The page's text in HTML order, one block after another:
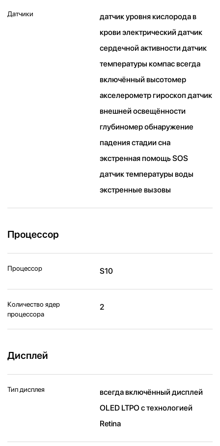
Датчики
датчик уровня кислорода в
крови электрический датчик
сердечной активности датчик
температуры компас всегда
включённый высотомер
акселерометр гироскоп датчик
внешней освещённости
глубиномер обнаружение
падения стадии сна
экстренная помощь SOS
датчик температуры воды
экстренные вызовы
Процессор
Процессор S10
Количество ядер
процессора
2
Дисплей
Тип дисплея
всегда включённый дисплей
OLED LTPO с технологией
Retina